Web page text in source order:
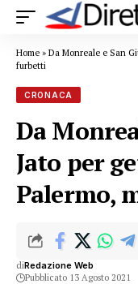
Home » Da Monreale e San
furbetti
CRONACA
Da
Jato per
Palermo,
diRedazione Web
Pubblicato 13 Agosto 2021